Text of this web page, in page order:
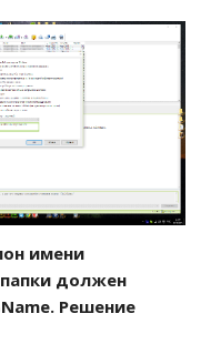
имени
должен
Решение